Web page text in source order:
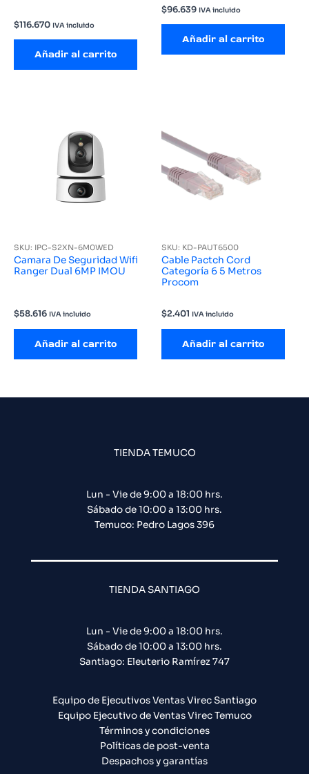
$116.670 IVA incluido
Añadir al carrito
$96.639 IVA incluido
Añadir al carrito
SKU: IPC-S2XN-6M0WED
Camara De Seguridad Wifi
Ranger Dual 6MP IMOU
$58.616 IVA incluido
Añadir al carrito
SKU: KD-PAUT6500
Cable Pactch Cord
Categoría 6 5 Metros
Procom
$2.401 IVA incluido
Añadir al carrito
TIENDA TEMUCO
Lun - Vie de 9:00 a 18:00 hrs.
Sábado de 10:00 a 13:00 hrs.
Temuco: Pedro Lagos 396
TIENDA SANTIAGO
Lun - Vie de 9:00 a 18:00 hrs.
Sábado de 10:00 a 13:00 hrs.
Santiago: Eleuterio Ramírez 747​
Equipo de Ejecutivos Ventas Virec Santiago
Equipo Ejecutivo de Ventas Virec Temuco
Términos y condiciones
Políticas de post-venta
Despachos y garantías